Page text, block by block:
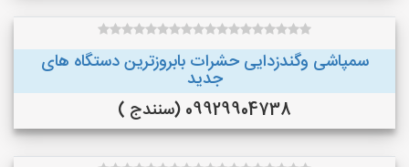
سمپاشی وگندزدایی حشرات بابروزترین دستگاه های
جدید
09929904738 (سنندج )